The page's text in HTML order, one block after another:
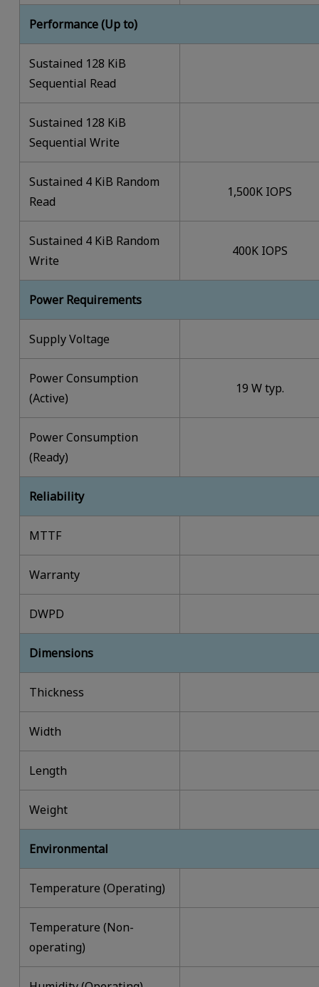
Performance (Up to)
Sustained 128 KiB
Sequential Read
Sustained 128 KiB
Sequential Write
Sustained 4 KiB Random
Read
1,500K IOPS
Sustained 4 KiB Random
Write
400K IOPS
Power Requirements
Supply Voltage
Power Consumption
(Active)
19 W typ.
Power Consumption
(Ready)
Reliability
MTTF
Warranty
DWPD
Dimensions
Thickness
Width
Length
Weight
Environmental
Temperature (Operating)
Temperature (Non-
operating)